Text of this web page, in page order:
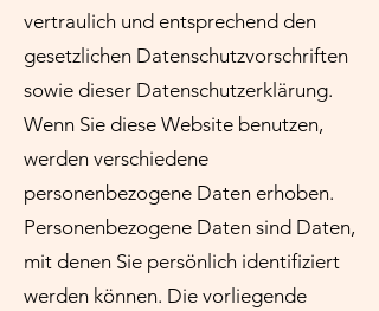
vertraulich und entsprechend den
gesetzlichen Datenschutzvorschriften
sowie dieser Datenschutzerklärung.
Wenn Sie diese Website benutzen,
werden verschiedene
personenbezogene Daten erhoben.
Personenbezogene Daten sind Daten,
mit denen Sie persönlich identifiziert
werden können. Die vorliegende